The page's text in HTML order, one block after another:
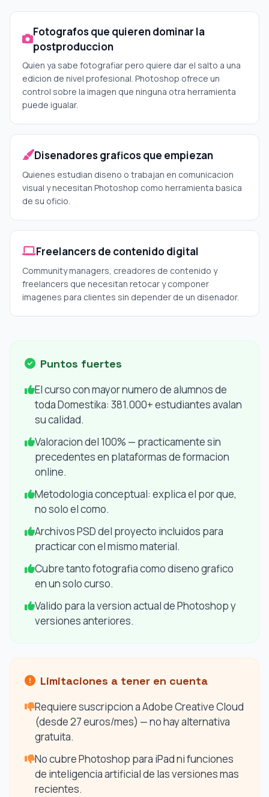
Fotografos que quieren dominar la
postproduccion
Quien ya sabe fotografiar pero quiere dar el salto a una
edicion de nivel profesional. Photoshop ofrece un
control sobre la imagen que ninguna otra herramienta
puede igualar.
Disenadores graficos que empiezan
Quienes estudian diseno o trabajan en comunicacion
visual y necesitan Photoshop como herramienta basica
de su oficio.
Freelancers de contenido digital
Community managers, creadores de contenido y
freelancers que necesitan retocar y componer
imagenes para clientes sin depender de un disenador.
Puntos fuertes
El curso con mayor numero de alumnos de
toda Domestika: 381.000+ estudiantes avalan
su calidad.
Valoracion del 100% — practicamente sin
precedentes en plataformas de formacion
online.
Metodologia conceptual: explica el por que,
no solo el como.
Archivos PSD del proyecto incluidos para
practicar con el mismo material.
Cubre tanto fotografia como diseno grafico
en un solo curso.
Valido para la version actual de Photoshop y
versiones anteriores.
Limitaciones a tener en cuenta
Requiere suscripcion a Adobe Creative Cloud
(desde 27 euros/mes) — no hay alternativa
gratuita.
No cubre Photoshop para iPad ni funciones
de inteligencia artificial de las versiones mas
recientes.